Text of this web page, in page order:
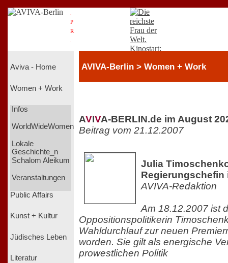
P
R
Aviva - Home
Women + Work
Infos
WorldWideWomen
Lokale
Geschichte_n
Schalom Aleikum
Veranstaltungen
Public Affairs
Kunst + Kultur
Jüdisches Leben
Literatur
AVIVA-Berlin > Women + Work
AVIVA-BERLIN.de im August
Beitrag vom 21.12.2007
Julia
Regierungschefin
AVIVA-Redaktion
Am 18.12.2007 ist
Oppositionspolitikerin
Wahldurchlauf zur neuen
worden. Sie gilt als energische
prowestlichen Politik